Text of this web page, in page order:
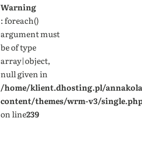
Warning
: foreach()
argument must
be of type
array|object,
null given in
/home/klient.dhosting.pl/
content/themes/wrm-v3/
on line239